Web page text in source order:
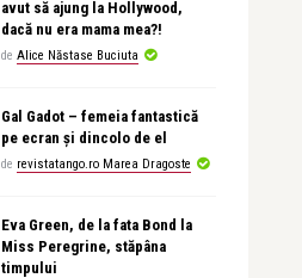
avut să ajung la Hollywood,
dacă nu era mama mea?!
de Alice Năstase Buciuta
Gal Gadot – femeia fantastică
pe ecran și dincolo de el
de revistatango.ro Marea Dragoste
Eva Green, de la fata Bond la
Miss Peregrine, stăpâna
timpului